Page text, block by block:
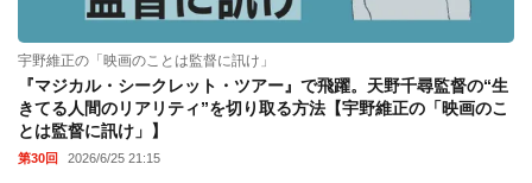
宇野維正の「映画のことは監督に訊け」
『マジカル・シークレット・ツアー』で飛躍。天野千尋監督の“生
きてる人間のリアリティ”を切り取る方法【宇野維正の「映画のこ
とは監督に訊け」】
第30回 2026/6/25 21:15